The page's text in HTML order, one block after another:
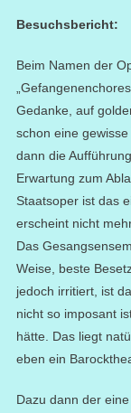
Besuchsbericht:
Beim Namen der
Gedanke, auf
schon eine
dann die
Erwartung zum
Staatsoper ist das
erscheint nicht
Das
Weise, beste
jedoch irritiert, ist
nicht so imposant
hätte. Das liegt
eben ein
Dazu dann der